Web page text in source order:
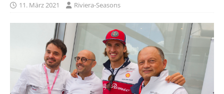
11. März 2021 Riviera-Seasons